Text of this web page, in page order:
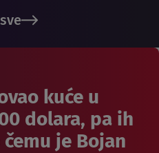
kuće u
dolara, pa ih
je Bojan